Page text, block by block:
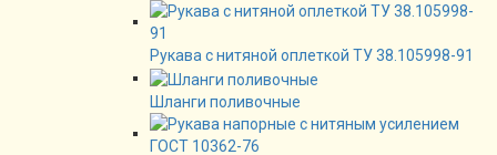
Рукава с нитяной оплеткой ТУ 38.105998-91
Шланги поливочные